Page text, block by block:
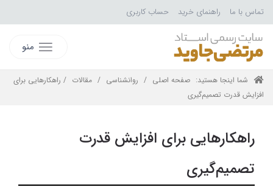
تماس با ما راهنمای خرید حساب کاربری
منو
شما اینجا هستید: صفحه اصلی / روانشناسی / مقالات / راهکارهایی برای
افزایش قدرت تصمیم‌گیری
راهکارهایی برای افزایش قدرت
تصمیم‌گیری